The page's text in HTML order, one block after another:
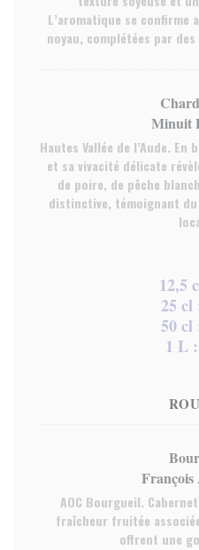
L’aromatique se confirme
noyau, complétées par
Minuit
Hautes Vallée de l’Aude.
et sa vivacité délicate
de poire, de pêche
distinctive, témoignant
12,5
25 cl
50 cl
1 L
AOC Bourgueil.
fraîcheur fruitée
offrent une